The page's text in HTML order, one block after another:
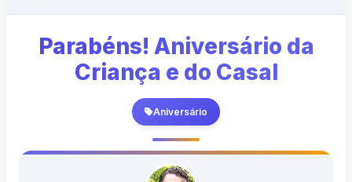
Parabéns! Aniversário da
Criança e do Casal
Aniversário